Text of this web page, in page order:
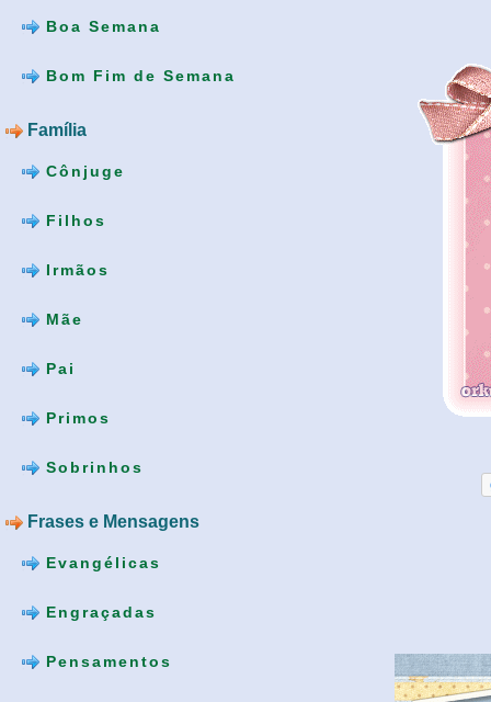
Boa Semana
Bom Fim de Semana
Família
Cônjuge
Filhos
Irmãos
Mãe
Pai
Primos
Sobrinhos
Frases e Mensagens
Evangélicas
Engraçadas
Pensamentos